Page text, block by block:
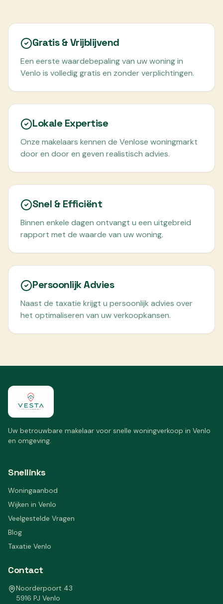
Gratis & Vrijblijvend
Een eerste waardebepaling van uw woning in
Venlo is volledig gratis en zonder verplichtingen.
Lokale Expertise
Onze makelaars kennen de Venlose woningmarkt
door en door en geven realistisch advies.
Snel & Efficiënt
Binnen enkele dagen ontvangt u een uitgebreid
rapport met de waarde van uw woning.
Persoonlijk Advies
Naast de taxatie krijgt u persoonlijk advies over
het optimaliseren van uw verkoopkansen.
Uw betrouwbare makelaar voor snelle woningverkoop in Venlo
en omgeving.
Snellinks
Woningaanbod
Wijken in Venlo
Veelgestelde Vragen
Blog
Taxatie Venlo
Contact
Noorderpoort 43
5916 PJ Venlo